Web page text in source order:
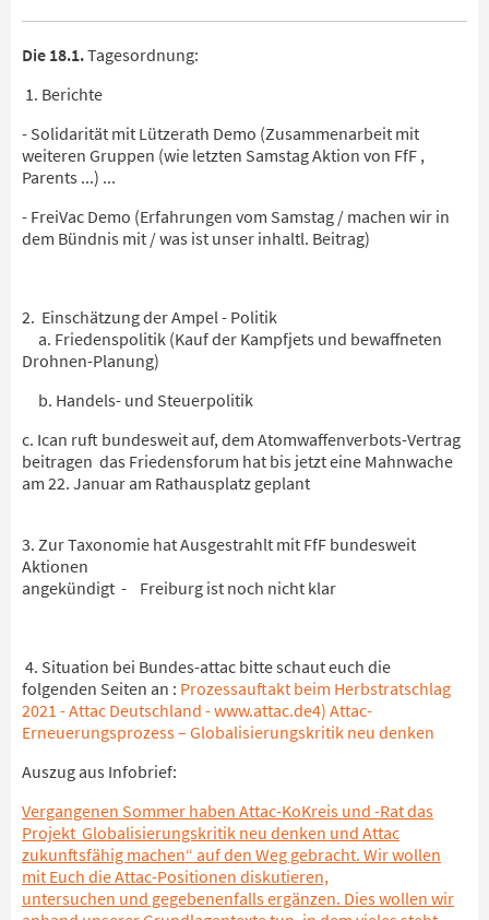
Die 18.1.Tagesordnung:
1. Berichte
- Solidarität mit Lützerath Demo (Zusammenarbeit mit
weiteren Gruppen (wie letzten Samstag Aktion von FfF ,
Parents ...) ...
- FreiVac Demo (Erfahrungen vom Samstag / machen wir in
dem Bündnis mit / was ist unser inhaltl. Beitrag)
2. Einschätzung der Ampel - Politik
a. Friedenspolitik (Kauf der Kampfjets und bewaffneten
Drohnen-Planung)
b. Handels- und Steuerpolitik
c. Ican ruft bundesweit auf, dem Atomwaffenverbots-Vertrag
beitragen das Friedensforum hat bis jetzt eine Mahnwache
am 22. Januar am Rathausplatz geplant
3. Zur Taxonomie hat Ausgestrahlt mit FfF bundesweit
Aktionen
angekündigt - Freiburg ist noch nicht klar
4. Situation bei Bundes-attac bitte schaut euch die
folgenden Seiten an : Prozessauftakt beim Herbstratschlag
2021 - Attac Deutschland - www.attac.de4) Attac-
Erneuerungsprozess – Globalisierungskritik neu denken
Auszug aus Infobrief:
Vergangenen Sommer haben Attac-KoKreis und -Rat das
Projekt Globalisierungskritik neu denken und Attac
zukunftsfähig machen“ auf den Weg gebracht. Wir wollen
mit Euch die Attac-Positionen diskutieren,
untersuchen und gegebenenfalls ergänzen. Dies wollen wir